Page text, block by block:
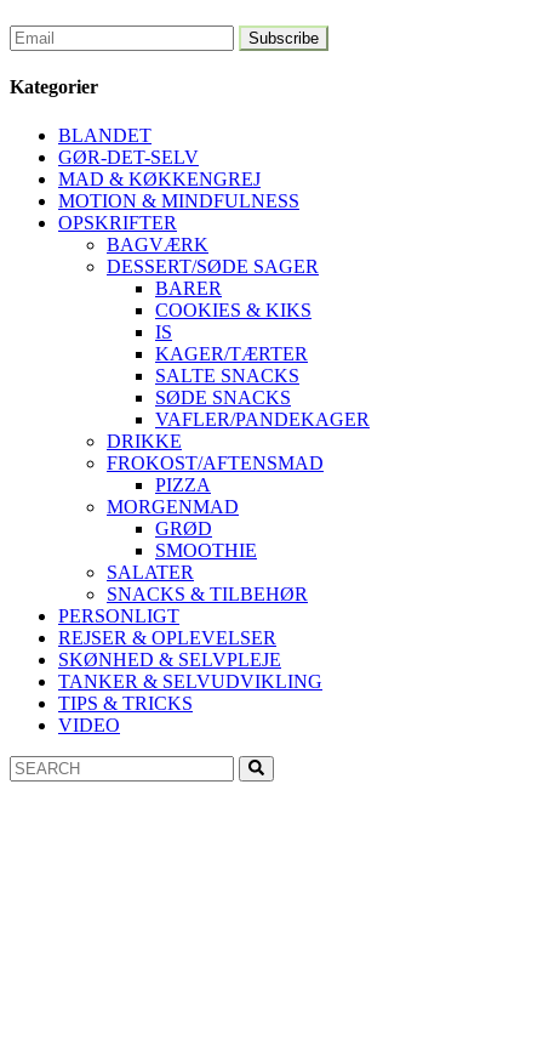
Kategorier
BLANDET
GØR-DET-SELV
MAD & KØKKENGREJ
MOTION & MINDFULNESS
OPSKRIFTER
BAGVÆRK
DESSERT/SØDE SAGER
BARER
COOKIES & KIKS
IS
KAGER/TÆRTER
SALTE SNACKS
SØDE SNACKS
VAFLER/PANDEKAGER
DRIKKE
FROKOST/AFTENSMAD
PIZZA
MORGENMAD
GRØD
SMOOTHIE
SALATER
SNACKS & TILBEHØR
PERSONLIGT
REJSER & OPLEVELSER
SKØNHED & SELVPLEJE
TANKER & SELVUDVIKLING
TIPS & TRICKS
VIDEO
Search
for: